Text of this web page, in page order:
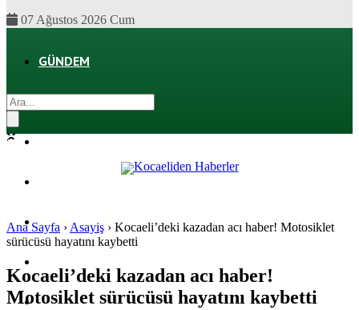
07 Ağustos 2026 Cum
GÜNDEM
SPOR
SAĞLIK
Ana Sayfa › Asayiş › Kocaeli’deki kazadan acı haber! Motosiklet
sürücüsü hayatını kaybetti
Kocaeli’deki kazadan acı haber!
Motosiklet sürücüsü hayatını kaybetti